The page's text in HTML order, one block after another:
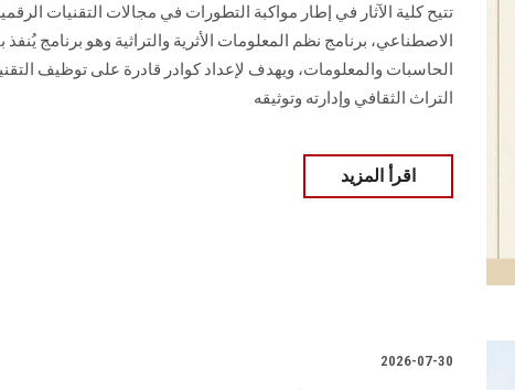
تتيح كلية الآثار في إطار مواكبة التطورات في مجالات التقنيات
الاصطناعي، برنامج نظم المعلومات الأثرية والتراثية وهو برنامج يُنفذ
الحاسبات والمعلومات، ويهدف لإعداد كوادر قادرة على توظيف
التراث الثقافي وإدارته وتوثيقه
اقرأ المزيد
2026-07-30